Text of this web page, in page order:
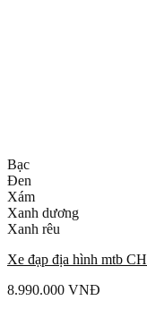
Bạc
Đen
Xám
Xanh dương
Xanh rêu
Xe đạp địa hình mtb
8.990.000 VNĐ